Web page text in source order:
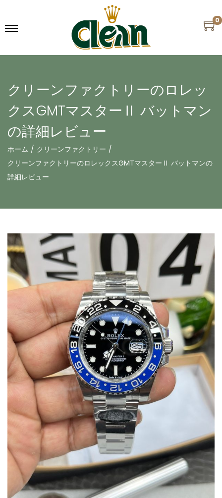
0
クリーンファクトリーのロレッ
クスGMTマスターⅡ バットマン
の詳細レビュー
ホーム / クリーンファクトリー /
クリーンファクトリーのロレックスGMTマスターⅡ バットマンの
詳細レビュー